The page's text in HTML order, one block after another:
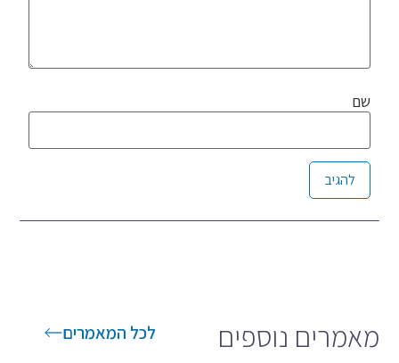
שם
Alternative:
מאמרים נוספים לכל המאמרים